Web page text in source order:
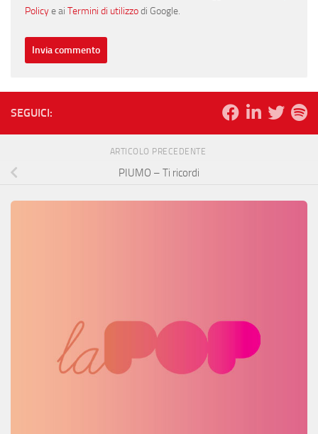
Policye ai Termini di utilizzodi Google.
SEGUICI:
ARTICOLO PRECEDENTE
PIUMO – Ti ricordi